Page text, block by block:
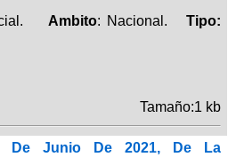
Ambito: Nacional. Tipo:
Tamaño:1 kb
De Junio De 2021, De La